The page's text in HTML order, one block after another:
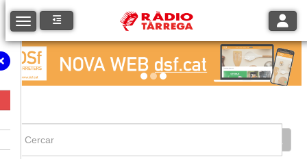
Toggle navigation